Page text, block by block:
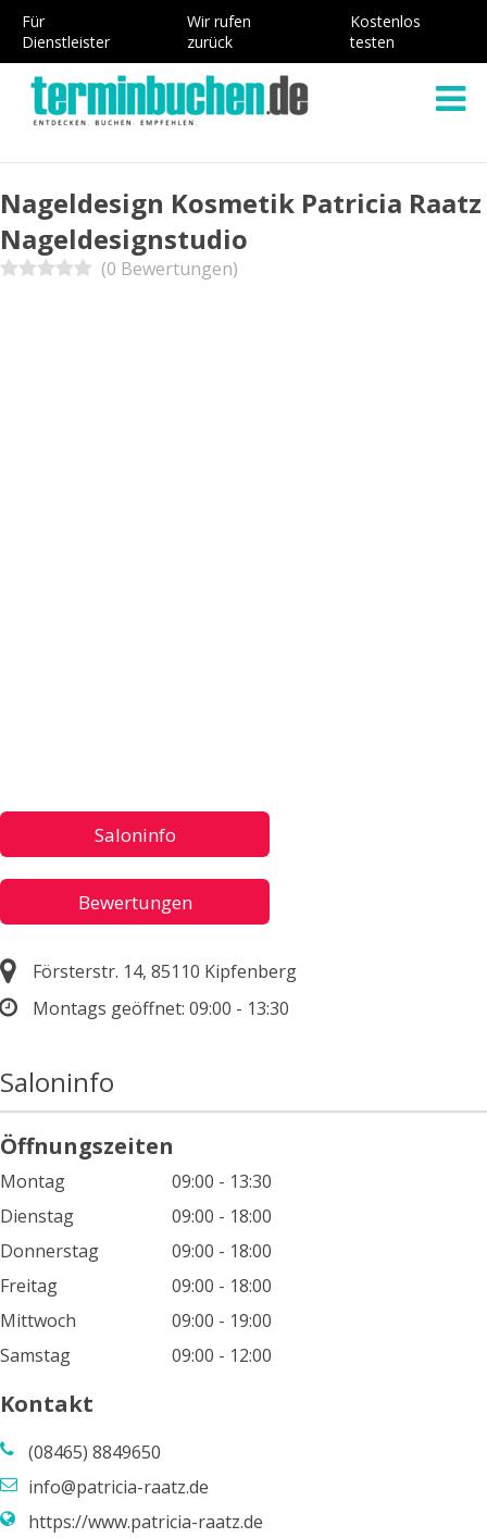
Für
Dienstleister
Wir rufen
zurück
Kostenlos
testen
Nageldesign Kosmetik Patricia Raatz
Nageldesignstudio
(0 Bewertungen)
Saloninfo
Bewertungen
Försterstr. 14, 85110 Kipfenberg
Montags geöffnet: 09:00 - 13:30
Saloninfo
Öffnungszeiten
Montag
09:00 - 13:30
Dienstag
09:00 - 18:00
Donnerstag
09:00 - 18:00
Freitag
09:00 - 18:00
Mittwoch
09:00 - 19:00
Samstag
09:00 - 12:00
Kontakt
(08465) 8849650
info@patricia-raatz.de
https://www.patricia-raatz.de